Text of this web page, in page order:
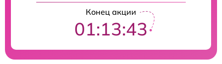
Конец акции
01:13:42